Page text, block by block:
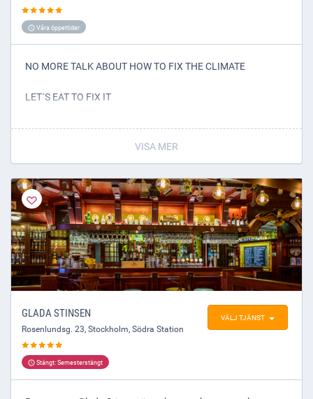
Våra öppettider
NO MORE TALK ABOUT HOW TO FIX THE CLIMATE
LET´S EAT TO FIX IT
WE GOT THE FOOD!
VISA MER
VÄLJ TJÄNST
GLADA STINSEN
Rosenlundsg. 23, Stockholm, Södra Station
Stängt: Semesterstängt